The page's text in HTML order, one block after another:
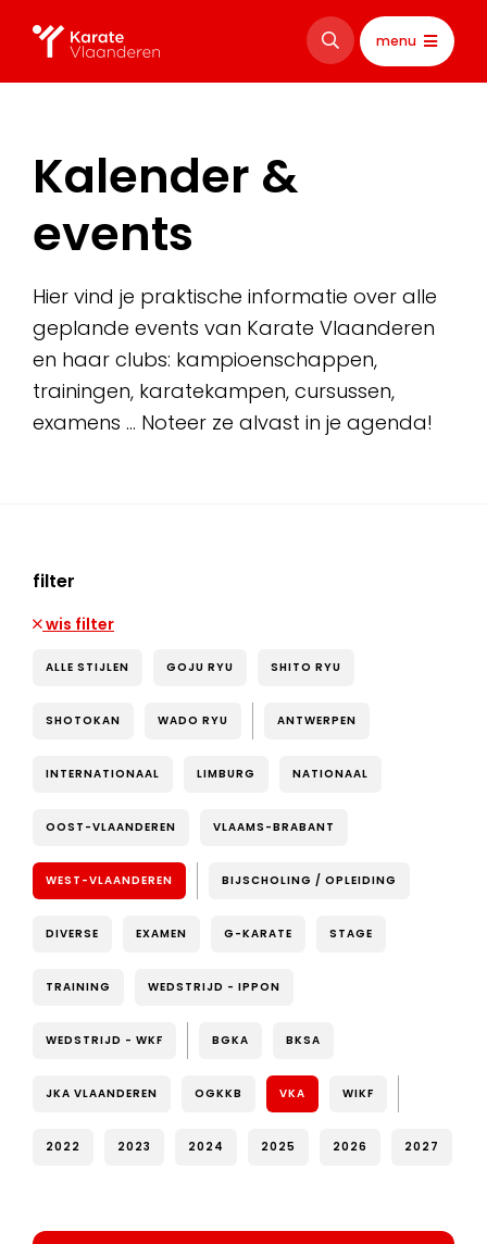
menu
Kalender &
events
Hier vind je praktische informatie over alle
geplande events van Karate Vlaanderen
en haar clubs: kampioenschappen,
trainingen, karatekampen, cursussen,
examens … Noteer ze alvast in je agenda!
filter
wis filter
ALLE STIJLEN GOJU RYU SHITO RYU
SHOTOKAN WADO RYU ANTWERPEN
INTERNATIONAAL LIMBURG NATIONAAL
OOST-VLAANDEREN VLAAMS-BRABANT
WEST-VLAANDEREN BIJSCHOLING / OPLEIDING
DIVERSE EXAMEN G-KARATE STAGE
TRAINING WEDSTRIJD - IPPON
WEDSTRIJD - WKF BGKA BKSA
JKA VLAANDEREN OGKKB VKA WIKF
2022 2023 2024 2025 2026 2027